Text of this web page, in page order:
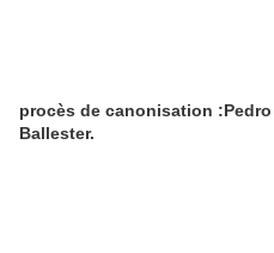
procès de canonisation :Pedro
Ballester.